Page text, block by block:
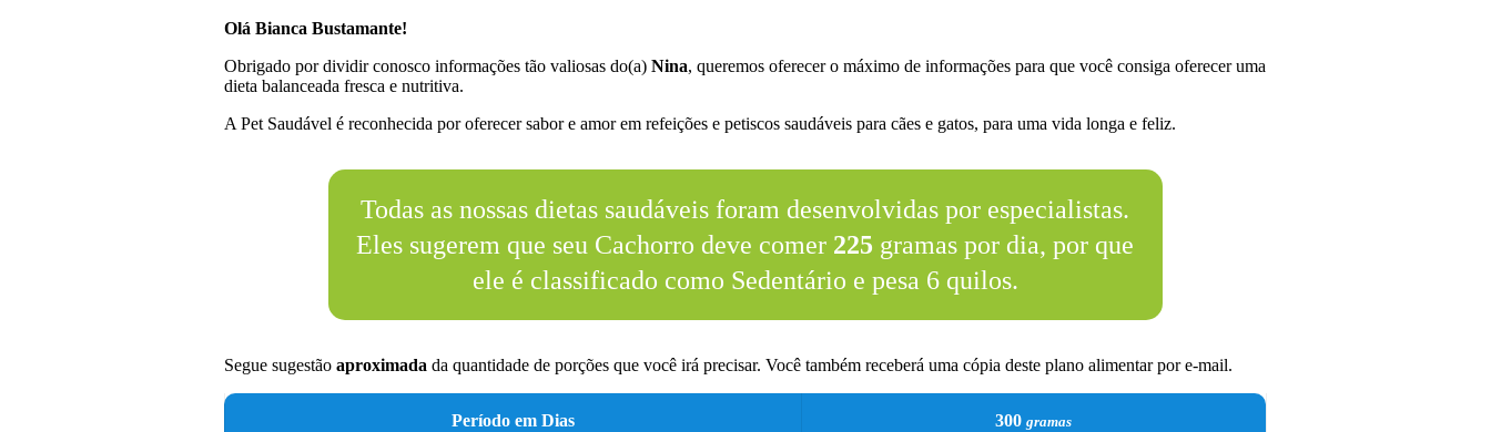
Olá Bianca Bustamante!
Obrigado por dividir conosco informações tão valiosas do(a) Nina, queremos oferecer o máximo de informações para que você consiga oferecer uma
dieta balanceada fresca e nutritiva.
A Pet Saudável é reconhecida por oferecer sabor e amor em refeições e petiscos saudáveis para cães e gatos, para uma vida longa e feliz.
Todas as nossas dietas saudáveis foram desenvolvidas por especialistas.
Eles sugerem que seu Cachorro deve comer 225 gramas por dia, por que
ele é classificado como Sedentário e pesa 6 quilos.
Segue sugestão aproximada da quantidade de porções que você irá precisar. Você também receberá uma cópia deste plano alimentar por e-mail.
Período em Dias 300gramas